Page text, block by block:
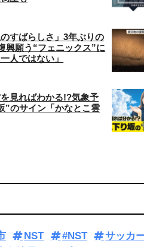
すばらしさ」3年ぶりの
願う“フェニックス”に
人ではない」
見ればわかる!?気象予
”のサイン「かなとこ雲
NST #NST
サッカ